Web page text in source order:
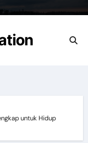
untuk Hidup